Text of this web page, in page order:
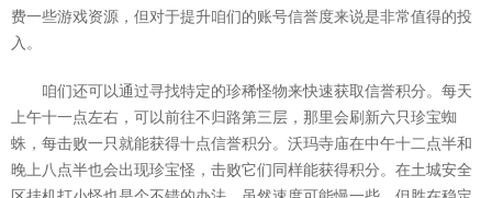
费一些游戏资源，但对于提升咱们的账号信誉度来说是非常值得的投
入。
咱们还可以通过寻找特定的珍稀怪物来快速获取信誉积分。每天
上午十一点左右，可以前往不归路第三层，那里会刷新六只珍宝蜘
蛛，每击败一只就能获得十点信誉积分。沃玛寺庙在中午十二点半和
晚上八点半也会出现珍宝怪，击败它们同样能获得积分。在土城安全